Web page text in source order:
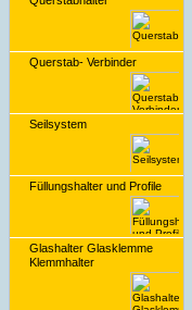
Querstab- Verbinder
Seilsystem
Füllungshalter und Profile
Glashalter Glasklemme
Klemmhalter